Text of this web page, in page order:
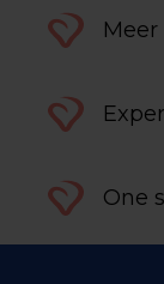
One